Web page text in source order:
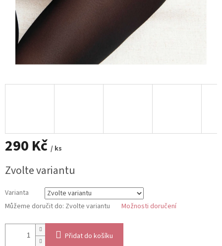
290 Kč / ks
cena:
Zvolte variantu
Varianta
Můžeme doručit do: Zvolte variantu Možnosti doručení
Přidat do košíku